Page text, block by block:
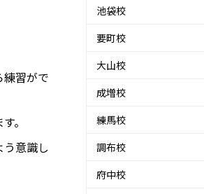
練習がで
。
意識し
池袋校
要町校
大山校
成増校
練馬校
調布校
府中校